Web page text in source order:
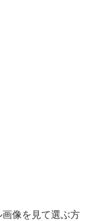
像を見て選ぶ方